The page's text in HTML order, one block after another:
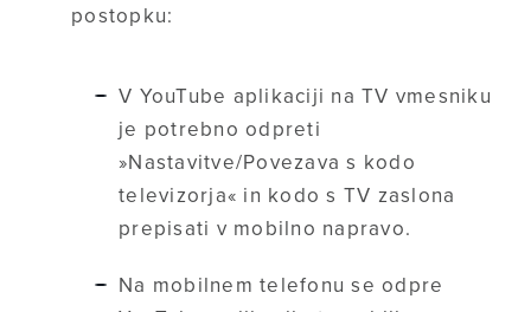
postopku:
V YouTube aplikaciji na TV vmesniku
je potrebno odpreti
»Nastavitve/Povezava s kodo
televizorja« in kodo s TV zaslona
prepisati v mobilno napravo.
Na mobilnem telefonu se odpre